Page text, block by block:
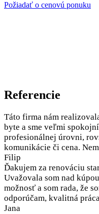
Požiadať o cenovú ponuku
Referencie
Táto firma nám
byte a sme veľmi
profesionálnej úrovni,
komunikácie či cena.
Filip
Ďakujem za renováciu
Uvažovala som nad
možnosť a som rada, že
odporúčam, kvalitná
Jana